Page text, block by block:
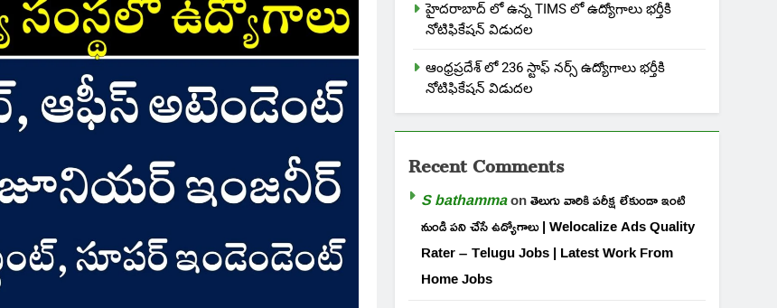
హైదరాబాద్ లో ఉన్న TIMS లో ఉద్యోగాలు భర్తీకి
నోటిఫికేషన్ విడుదల
ఆంధ్రప్రదేశ్ లో 236 స్టాఫ్ నర్స్ ఉద్యోగాలు భర్తీకి
నోటిఫికేషన్ విడుదల
Recent Comments
S bathammaonతెలుగు వారికి పరీక్ష లేకుండా ఇంటి
నుండి పని చేసే ఉద్యోగాలు | Welocalize Ads Quality
Rater – Telugu Jobs | Latest Work From
Home Jobs